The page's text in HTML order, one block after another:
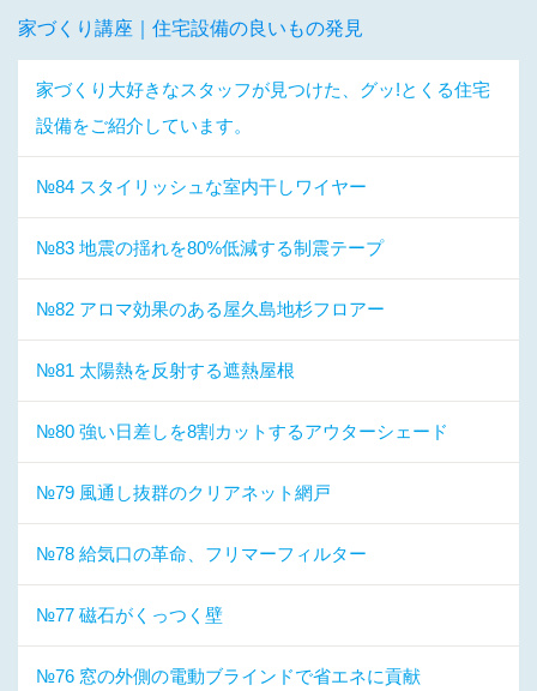
家づくり講座｜住宅設備の良いもの発見
家づくり大好きなスタッフが見つけた、グッ!とくる住宅
設備をご紹介しています。
№84 スタイリッシュな室内干しワイヤー
№83 地震の揺れを80%低減する制震テープ
№82 アロマ効果のある屋久島地杉フロアー
№81 太陽熱を反射する遮熱屋根
№80 強い日差しを8割カットするアウターシェード
№79 風通し抜群のクリアネット網戸
№78 給気口の革命、フリマーフィルター
№77 磁石がくっつく壁
№76 窓の外側の電動ブラインドで省エネに貢献